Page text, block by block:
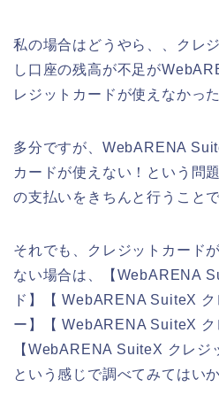
私の場合はどうやら、、クレ
し口座の残高が不足が
レジットカードが使えなかっ
多分ですが、WebARENA
カードが使えない！という問
の支払いをきちんと行うこと
それでも、クレジットカード
ない場合は、【WebARENA
ド】【 WebARENA SuiteX
ー】【 WebARENA SuiteX
【WebARENA SuiteX クレ
という感じで調べてみてはい